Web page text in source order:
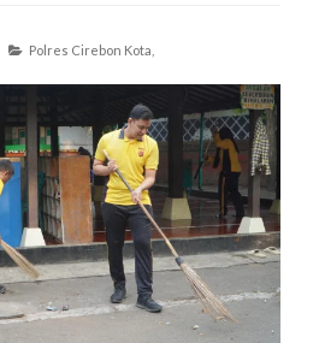
Polres Cirebon Kota,